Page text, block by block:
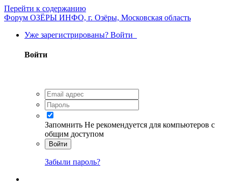
Перейти к содержанию
Форум ОЗЁРЫ ИНФО, г. Озёры, Московская область
Уже зарегистрированы? Войти
Войти
Запомнить Не рекомендуется для компьютеров с
общим доступом
Войти
Забыли пароль?